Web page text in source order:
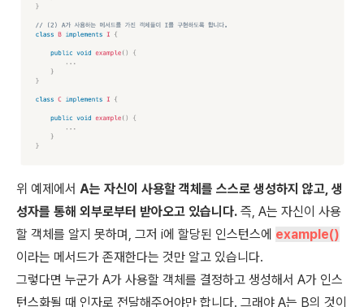
위 예제에서 A는 자신이 사용할 객체를 스스로 생성하지 않고, 생
성자를 통해 외부로부터 받아오고 있습니다. 즉, A는 자신이 사용
할 객체를 알지 못하며, 그저 i에 할당된 인스턴스에 example()
이라는 메서드가 존재한다는 것만 알고 있습니다.
그렇다면 누군가 A가 사용할 객체를 결정하고 생성해서 A가 인스
턴스화될 때 인자로 전달해주어야만 합니다. 그래야 A는 B의 것이